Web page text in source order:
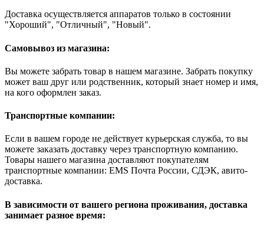
Доставка осуществляется аппаратов только в состоянии
"Хороший", "Отличный", "Новый".
Самовывоз из магазина:
Вы можете забрать товар в нашем магазине. Забрать покупку
может ваш друг или родственник, который знает номер и имя,
на кого оформлен заказ.
Транспортные компании:
Если в вашем городе не действует курьерская служба, то вы
можете заказать доставку через транспортную компанию.
Товары нашего магазина доставляют покупателям
транспортные компании: EMS Почта России, СДЭК, авито-
доставка.
В зависимости от вашего региона проживания, доставка
занимает разное время: